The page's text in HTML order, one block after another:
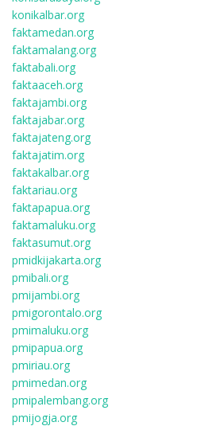
konikalbar.org
faktamedan.org
faktamalang.org
faktabali.org
faktaaceh.org
faktajambi.org
faktajabar.org
faktajateng.org
faktajatim.org
faktakalbar.org
faktariau.org
faktapapua.org
faktamaluku.org
faktasumut.org
pmidkijakarta.org
pmibali.org
pmijambi.org
pmigorontalo.org
pmimaluku.org
pmipapua.org
pmiriau.org
pmimedan.org
pmipalembang.org
pmijogja.org